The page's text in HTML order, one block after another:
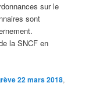
sur le
sont
la SNCF en
22 mars 2018,